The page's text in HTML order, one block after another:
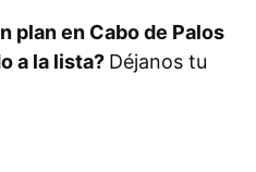
plan en Cabo de Palos
a la lista? Déjanos tu